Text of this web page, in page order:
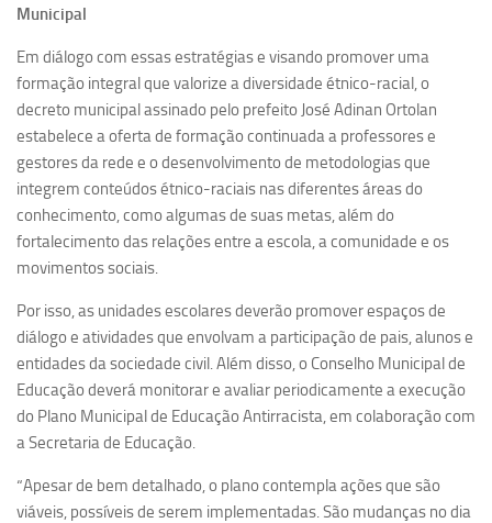
Municipal
Em diálogo com essas estratégias e visando promover uma
formação integral que valorize a diversidade étnico-racial, o
decreto municipal assinado pelo prefeito José Adinan Ortolan
estabelece a oferta de formação continuada a professores e
gestores da rede e o desenvolvimento de metodologias que
integrem conteúdos étnico-raciais nas diferentes áreas do
conhecimento, como algumas de suas metas, além do
fortalecimento das relações entre a escola, a comunidade e os
movimentos sociais.
Por isso, as unidades escolares deverão promover espaços de
diálogo e atividades que envolvam a participação de pais, alunos e
entidades da sociedade civil. Além disso, o Conselho Municipal de
Educação deverá monitorar e avaliar periodicamente a execução
do Plano Municipal de Educação Antirracista, em colaboração com
a Secretaria de Educação.
“Apesar de bem detalhado, o plano contempla ações que são
viáveis, possíveis de serem implementadas. São mudanças no dia